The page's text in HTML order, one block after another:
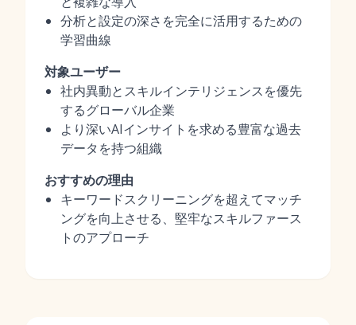
分析と設定の深さを完全に活用するための
学習曲線
対象ユーザー
社内異動とスキルインテリジェンスを優先
するグローバル企業
より深いAIインサイトを求める豊富な過去
データを持つ組織
おすすめの理由
キーワードスクリーニングを超えてマッチ
ングを向上させる、堅牢なスキルファース
トのアプローチ